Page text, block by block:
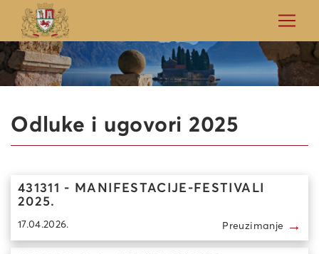
Odluke i ugovori 2025
431311 - MANIFESTACIJE-FESTIVALI
2025.
17.04.2026. Preuzimanje →